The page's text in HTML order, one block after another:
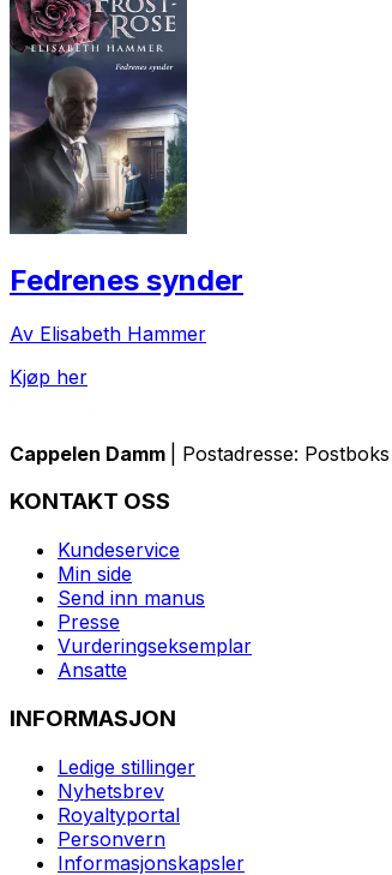
Fedrenes synder
Av Elisabeth Hammer
Kjøp her
Cappelen Damm | Postadresse:
KONTAKT OSS
Kundeservice
Min side
Send inn manus
Presse
Vurderingseksemplar
Ansatte
INFORMASJON
Ledige stillinger
Nyhetsbrev
Royaltyportal
Personvern
Informasjonskapsler